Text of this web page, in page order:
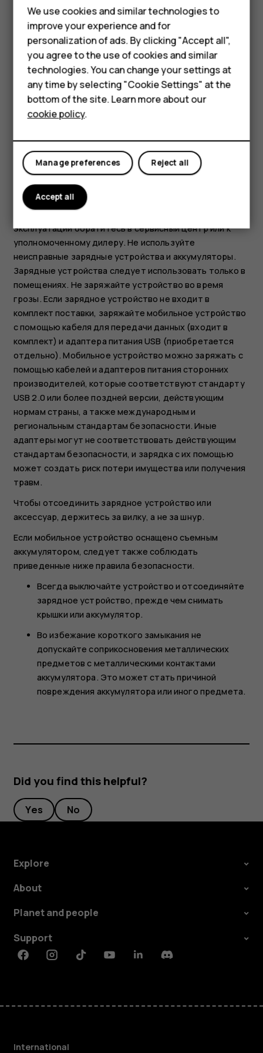
Feature phones
Phones for kids
Accessories
HMD Terra M
For business
Tablets
глаза водой или обратитесь за медицинской помощью.
Запрещается изменять, пытаться вставлять
посторонние предметы в аккумулятор, подвергать
его воздействию воды или погружать в воду или
другие жидкости. Аккумуляторы могут взрываться при
повреждении.
Аккумуляторы и зарядные устройства следует
использовать только по их прямому назначению.
неодобренных или несовместимых аккумуляторов или
зарядных устройств может создавать угрозу
возгорания, взрыва или других опасностей. Кроме
того, это может привести к аннулированию гарантии.
Если вам кажется, что зарядное устройство или
эксплуатации обратитесь в сервисный центр или к
уполномоченному дилеру. Не используйте
неисправные зарядные устройства и аккумуляторы.
Зарядные устройства следует использовать только в
помещениях. Не заряжайте устройство во время
грозы. Если зарядное устройство не входит в
комплект поставки, заряжайте мобильное устройство
с помощью кабеля для передачи данных (входит в
комплект) и адаптера питания USB (приобретается
отдельно). Мобильное устройство можно заряжать с
помощью кабелей и адаптеров питания сторонних
производителей, которые соответствуют стандарту
USB 2.0 или более поздней версии, действующим
нормам страны, а также международным и
региональным стандартам безопасности. Иные
адаптеры могут не соответствовать действующим
стандартам безопасности, и зарядка с их помощью
может создать риск потери имущества или получения
травм.
Чтобы отсоединить зарядное устройство или
аксессуар, держитесь за вилку, а не за шнур.
Если мобильное устройство оснащено съемным
аккумулятором, следует также соблюдать
приведенные ниже правила безопасности.
Всегда выключайте устройство и отсоединяйте
зарядное устройство, прежде чем снимать
крышки или аккумулятор.
Во избежание короткого замыкания не
допускайте соприкосновения металлических
предметов с металлическими контактами
аккумулятора. Это может стать причиной
повреждения аккумулятора или иного предмета.
Did you find this helpful?
Yes No
Explore
About
Planet and people
Support
FacebookInstagramTiktokYoutubeLinkedinDiscord
International
We use cookies and similar technologies to
improve your experience and for
personalization of ads. By clicking "Accept all",
you agree to the use of cookies and similar
technologies. You can change your settings at
any time by selecting "Cookie Settings" at the
bottom of the site. Learn more about our
cookie policy.
Reject all
Manage preferences
Accept all